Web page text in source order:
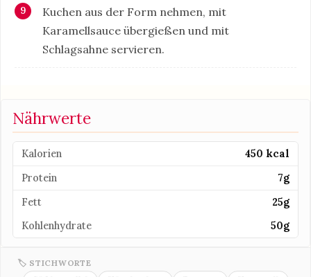
Kuchen aus der Form nehmen, mit
Karamellsauce übergießen und mit
Schlagsahne servieren.
Nährwerte
Kalorien
450 kcal
Protein
7g
Fett
25g
Kohlenhydrate
50g
🏷 STICHWORTE